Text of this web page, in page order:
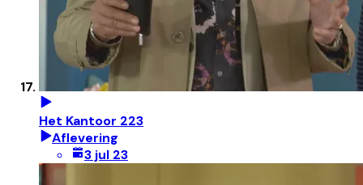
Het Kantoor 223
Aflevering
3 jul 23